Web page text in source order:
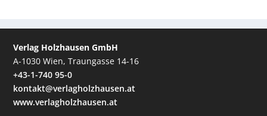
Verlag Holzhausen GmbH
A-1030 Wien, Traungasse 14-16
+43-1-740 95-0
kontakt@verlagholzhausen.at
www.verlagholzhausen.at